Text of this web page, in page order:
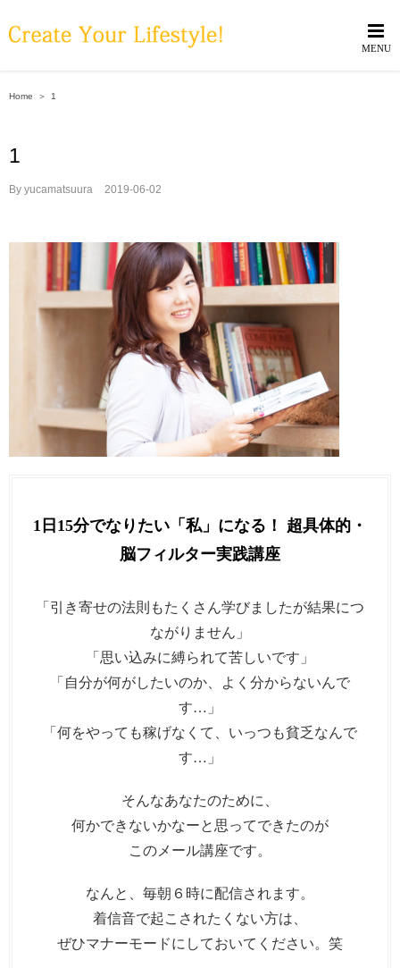
to
Home ＞ 1
1
By yucamatsuura 2019-06-02
1日15分でなりたい「私」になる！ 超具体的・
脳フィルター実践講座
「引き寄せの法則もたくさん学びましたが結果につ
ながりません」
「思い込みに縛られて苦しいです」
「自分が何がしたいのか、よく分からないんで
す…」
「何をやっても稼げなくて、いっつも貧乏なんで
す…」
そんなあなたのために、
何かできないかなーと思ってできたのが
このメール講座です。
なんと、毎朝６時に配信されます。
着信音で起こされたくない方は、
ぜひマナーモードにしておいてください。笑